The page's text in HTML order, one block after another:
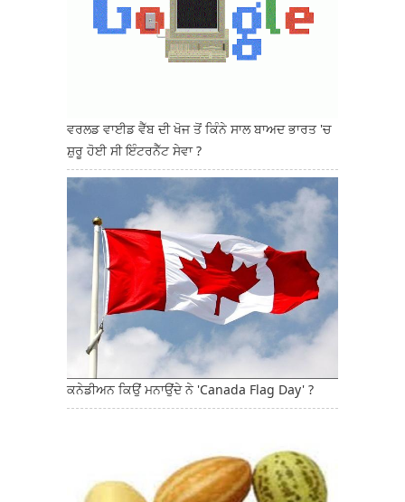
ਵਰਲਡ ਵਾਈਡ ਵੈੱਬ ਦੀ ਖੋਜ ਤੋਂ ਕਿੰਨੇ ਸਾਲ ਬਾਅਦ ਭਾਰਤ 'ਚ
ਸ਼ੁਰੂ ਹੋਈ ਸੀ ਇੰਟਰਨੈੱਟ ਸੇਵਾ ?
ਕਨੇਡੀਅਨ ਕਿਉਂ ਮਨਾਉਂਦੇ ਨੇ 'Canada Flag Day' ?